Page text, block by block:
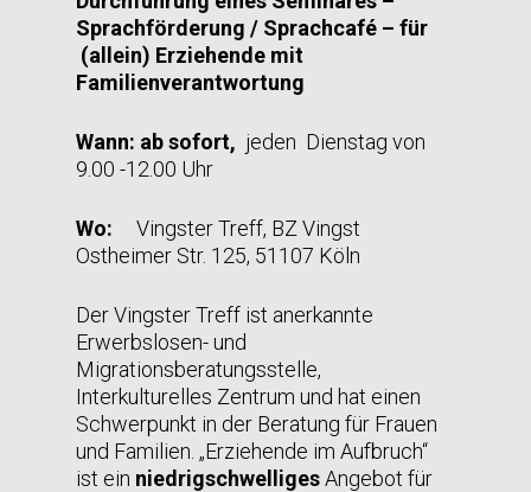
Sprachförderung / Sprachcafé – für
(allein) Erziehende mit
Familienverantwortung
Wann: ab sofort, jeden Dienstag von
9.00 -12.00 Uhr
Wo: Vingster Treff, BZ Vingst
Ostheimer Str. 125, 51107 Köln
Der Vingster Treff ist anerkannte
Erwerbslosen- und
Migrationsberatungsstelle,
Interkulturelles Zentrum und hat einen
Schwerpunkt in der Beratung für Frauen
und Familien. „Erziehende im Aufbruch“
ist ein niedrigschwelligesAngebot für